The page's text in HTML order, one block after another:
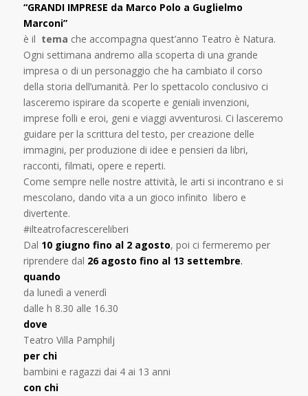
“GRANDI IMPRESE da Marco Polo a Guglielmo
Marconi”
è il tema che accompagna quest’anno Teatro è Natura.
Ogni settimana andremo alla scoperta di una grande
impresa o di un personaggio che ha cambiato il corso
della storia dell’umanità. Per lo spettacolo conclusivo ci
lasceremo ispirare da scoperte e geniali invenzioni,
imprese folli e eroi, geni e viaggi avventurosi. Ci lasceremo
guidare per la scrittura del testo, per creazione delle
immagini, per produzione di idee e pensieri da libri,
racconti, filmati, opere e reperti.
Come sempre nelle nostre attività, le arti si incontrano e si
mescolano, dando vita a un gioco infinito libero e
divertente.
#ilteatrofacrescereliberi
Dal 10 giugno fino al 2 agosto, poi ci fermeremo per
riprendere dal 26agosto fino al 13 settembre.
quando
da lunedì a venerdì
dalle h 8.30 alle 16.30
dove
Teatro Villa Pamphilj
per chi
bambini e ragazzi dai 4 ai 13 anni
con chi